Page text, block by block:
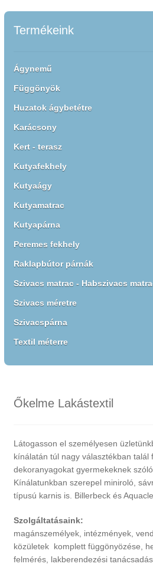
Termékeink
Ágynemű
Függönyök
Huzatok ágybetétre
Karácsony
Kert - terasz
Kutyafekhely
Kutyaágy
Kutyamatrac
Kutyapárna
Peremes fekhely
Raklapbútor párnák
Szivacs matrac - Habszivacs
Szivacs méretre
Szivacspárna
Textil méterre
Őkelme Lakástextil
Látogasson el személyesen
kínálatán túl nagy választékban talál
dekoranyagokat gyermekeknek
Kínálatunkban szerepel miniroló,
típusú karnis is. Billerbeck és
Szolgáltatásaink:
magánszemélyek, intézmények,
közületek komplett függönyözése,
felmérés, lakberendezési